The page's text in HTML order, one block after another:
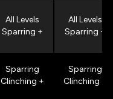
All Levels
Sparring +
All Levels
Sparring +
Sparring
Clinching +
Sparring
Clinching +